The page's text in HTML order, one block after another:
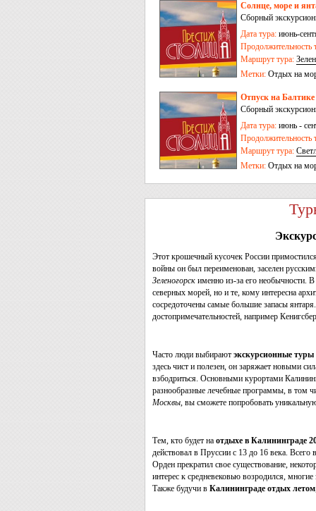
Солнце, море и
Сборный
Дата тура: июнь-
Продолжительность
Маршрут тура:
Метки: Отдых на
Отпуск на
Сборный
Дата тура: июнь -
Продолжительность
Маршрут тура:
Метки: Отдых на
Этот крошечный кусочек России
войны он был переименован, заселен
Зеленогорск именно из-за его необычности. В
северных морей, но и те, кому интересна
сосредоточены самые большие запасы
достопримечательностей, например
Часто люди выбирают экскурсионные
здесь чист и полезен, он заряжает новыми
взбодриться. Основными курортами
разнообразные лечебные программы, в том
Москвы, вы сможете попробовать
Тем, кто будет на отдыхе в Калининграде
действовал в Пруссии с 13 до 16 века. Всего
Орден прекратил свое существование,
интерес к средневековью возродился,
Также будучи в Калининграде отдых летом